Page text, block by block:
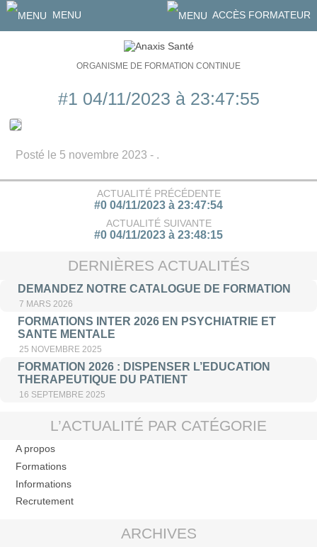
MENU ACCÈS FORMATEUR
ORGANISME DE FORMATION CONTINUE
#1 04/11/2023 à 23:47:55
Posté le 5 novembre 2023 - .
ACTUALITÉ PRÉCÉDENTE
#0 04/11/2023 à 23:47:54
ACTUALITÉ SUIVANTE
#0 04/11/2023 à 23:48:15
DERNIÈRES ACTUALITÉS
DEMANDEZ NOTRE CATALOGUE DE FORMATION
7 MARS 2026
FORMATIONS INTER 2026 EN PSYCHIATRIE ET
SANTE MENTALE
25 NOVEMBRE 2025
FORMATION 2026 : DISPENSER L’EDUCATION
THERAPEUTIQUE DU PATIENT
16 SEPTEMBRE 2025
L’ACTUALITÉ PAR CATÉGORIE
A propos
Formations
Informations
Recrutement
ARCHIVES